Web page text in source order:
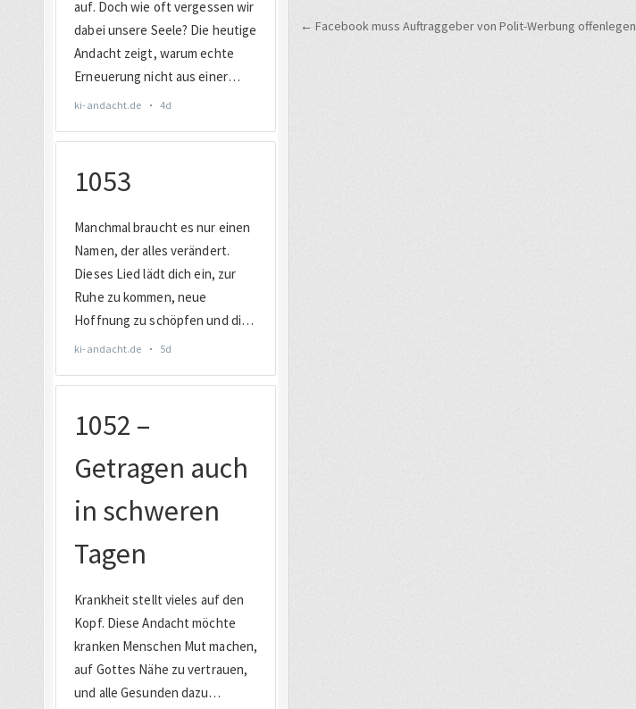
Beitragsnavigation
← Facebook muss Auftraggeber von Polit-Werbung offenlegen